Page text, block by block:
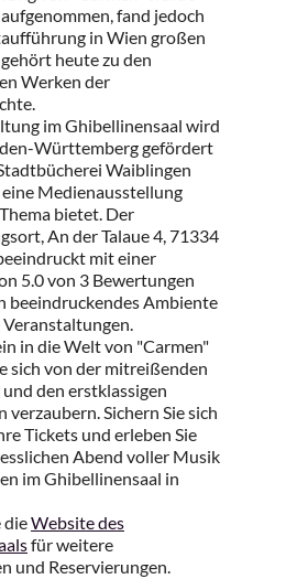
fand jedoch
in Wien großen
heute zu den
Werken der
im Ghibellinensaal wird
Württemberg gefördert
Waiblingen
Medienausstellung
bietet. Der
An der Talaue 4, 71334
mit einer
5.0 von 3 Bewertungen
beeindruckendes Ambiente
in die Welt von "Carmen"
sich von der mitreißenden
den erstklassigen
verzaubern. Sichern Sie sich
Tickets und erleben Sie
Abend voller Musik
im Ghibellinensaal in
dieWebsite des
für weitere
und Reservierungen.